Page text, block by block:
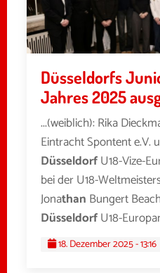
Düsseldorfs
Jahres 2025
...(weiblich): Rika
Eintracht Spontent e.V.
DüsseldorfU18-Vize-
bei der U18-
Jonathan Bungert
DüsseldorfU18-
18. Dezember 2025 - 13:16